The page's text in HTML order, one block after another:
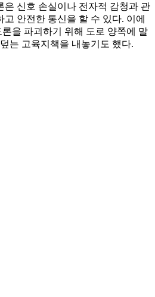
은 신호 손실이나 전자적 감청과 관
안전한 통신을 할 수 있다. 이에
을 파괴하기 위해 도로 양쪽에 말
는 고육지책을 내놓기도 했다.